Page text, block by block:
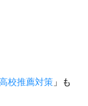
校推薦対策 」も